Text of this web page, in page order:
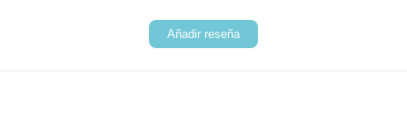
Añadir reseña